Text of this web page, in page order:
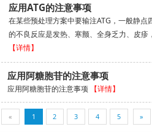
应用ATG的注意事项
在某些预处理方案中要输注ATG，一般静
的不良反应是发热、寒颤、全身乏力、皮
【详情】
应用阿糖胞苷的注意事项
应用阿糖胞苷的注意事项 【详情】
« 1 2 3 4 5 »